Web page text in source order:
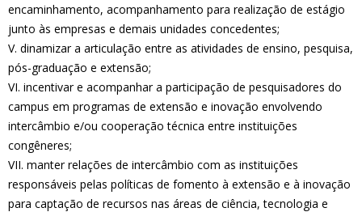
encaminhamento, acompanhamento para realização de estágio
junto às empresas e demais unidades concedentes;
V. dinamizar a articulação entre as atividades de ensino, pesquisa,
pós-graduação e extensão;
VI. incentivar e acompanhar a participação de pesquisadores do
campus em programas de extensão e inovação envolvendo
intercâmbio e/ou cooperação técnica entre instituições
congêneres;
VII. manter relações de intercâmbio com as instituições
responsáveis pelas políticas de fomento à extensão e à inovação
para captação de recursos nas áreas de ciência, tecnologia e